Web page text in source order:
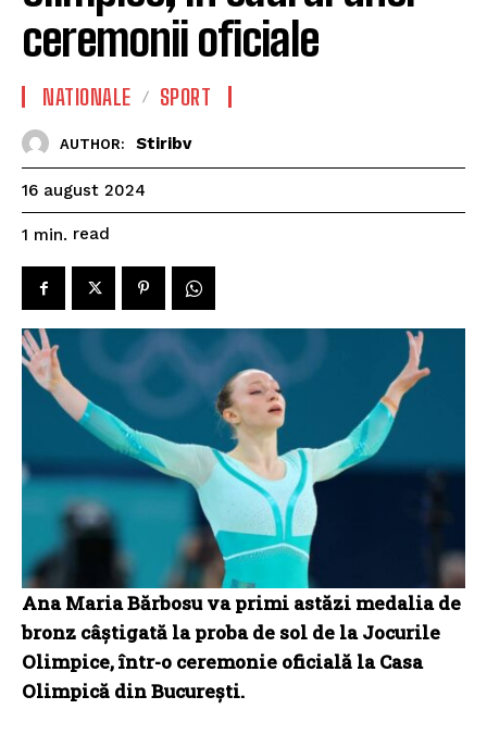
ceremonii oficiale
NATIONALE SPORT
AUTHOR: Stiribv
16 august 2024
1 min. read
Ana Maria Bărbosu va primi astăzi medalia de
bronz câștigată la proba de sol de la Jocurile
Olimpice, într-o ceremonie oficială la Casa
Olimpică din București.